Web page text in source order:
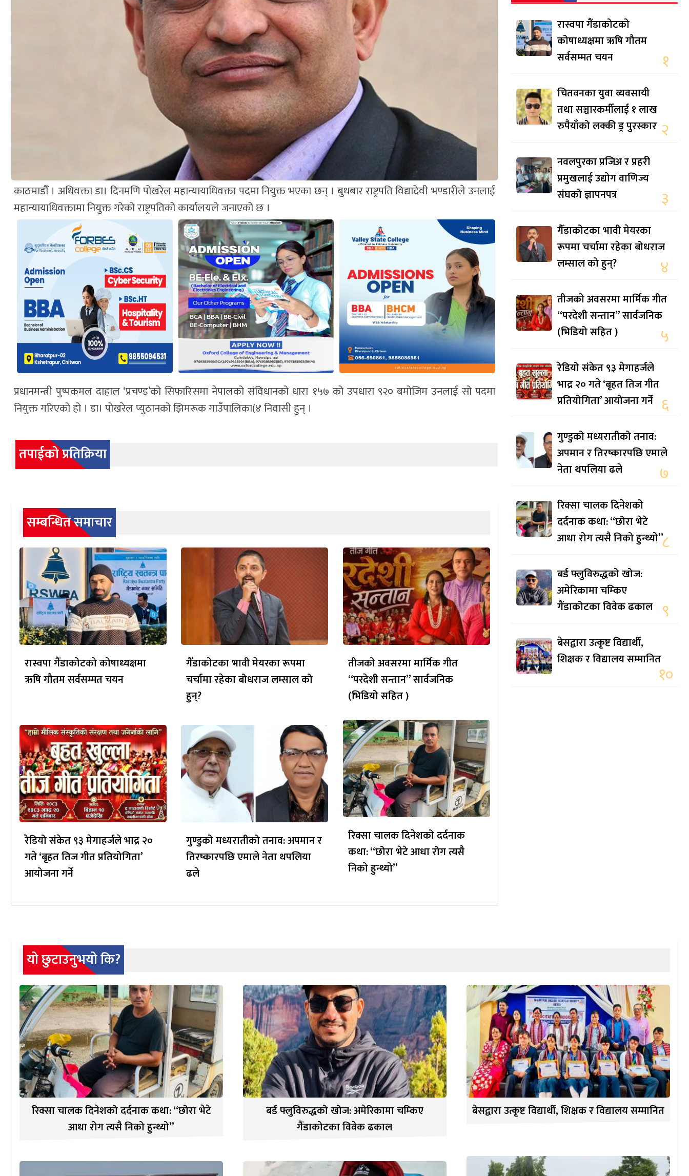
काठमाडौँ । अधिवक्ता डा। दिनमणि पोखरेल महान्यायाधिवक्ता पदमा नियुक्त भएका छन् । बुधबार राष्ट्रपति विद्यादेवी भण्डारीले उनलाई
महान्यायाधिवक्तामा नियुक्त गरेको राष्ट्रपतिको कार्यालयले जनाएको छ ।
प्रधानमन्त्री पुष्पकमल दाहाल ‘प्रचण्ड’को सिफारिसमा नेपालको संविधानको धारा १५७ को उपधारा ९२० बमोजिम उनलाई सो पदमा
नियुक्त गरिएको हो । डा। पोखरेल प्युठानको झिमरूक गाउँपालिका(४ निवासी हुन् ।
तपाईको प्रतिक्रिया
सम्बन्धित समाचार
रास्वपा गैंडाकोटको कोषाध्यक्षमा
ऋषि गौतम सर्वसम्मत चयन
गैँडाकोटका भावी मेयरका रूपमा
चर्चामा रहेका बोधराज लम्साल को
हुन्?
तीजको अवसरमा मार्मिक गीत
“परदेशी सन्तान” सार्वजनिक
(भिडियो सहित )
रेडियो संकेत ९३ मेगाहर्जले भाद्र २०
गते ‘बृहत तिज गीत प्रतियोगिता’
आयोजना गर्ने
गुण्डुको मध्यरातीको तनाव: अपमान र
तिरष्कारपछि एमाले नेता थपलिया
ढले
रिक्सा चालक दिनेशको दर्दनाक
कथा: “छोरा भेटे आधा रोग त्यसै
निको हुन्थ्यो”
रास्वपा गैंडाकोटको
कोषाध्यक्षमा ऋषि गौतम
सर्वसम्मत चयन
१
चितवनका युवा व्यवसायी
तथा सञ्चारकर्मीलाई १ लाख
रुपैयाँको लक्की ड्र पुरस्कार २
नवलपुरका प्रजिअ र प्रहरी
प्रमुखलाई उद्योग वाणिज्य
संघको ज्ञापनपत्र
३
गैँडाकोटका भावी मेयरका
रूपमा चर्चामा रहेका बोधराज
लम्साल को हुन्?
४
तीजको अवसरमा मार्मिक गीत
“परदेशी सन्तान” सार्वजनिक
(भिडियो सहित )
५
रेडियो संकेत ९३ मेगाहर्जले
भाद्र २० गते ‘बृहत तिज गीत
प्रतियोगिता’ आयोजना गर्ने ६
गुण्डुको मध्यरातीको तनाव:
अपमान र तिरष्कारपछि एमाले
नेता थपलिया ढले
७
रिक्सा चालक दिनेशको
दर्दनाक कथा: “छोरा भेटे
आधा रोग त्यसै निको हुन्थ्यो”८
बर्ड फ्लुविरुद्धको खोज:
अमेरिकामा चम्किए
गैंडाकोटका विवेक ढकाल ९
बेसद्वारा उत्कृष्ट विद्यार्थी,
शिक्षक र विद्यालय सम्मानित
१०
यो छुटाउनुभयो कि?
रिक्सा चालक दिनेशको दर्दनाक कथा: “छोरा भेटे
आधा रोग त्यसै निको हुन्थ्यो”
बर्ड फ्लुविरुद्धको खोज: अमेरिकामा चम्किए
गैंडाकोटका विवेक ढकाल
बेसद्वारा उत्कृष्ट विद्यार्थी, शिक्षक र विद्यालय सम्मानित